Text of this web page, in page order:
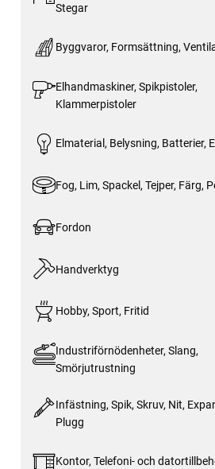
Stegar
Byggvaror, Formsättning,
Elhandmaskiner, Spikpistoler,
Klammerpistoler
Elmaterial, Belysning, Batterier,
Fog, Lim, Spackel, Tejper, Färg,
Fordon
Handverktyg
Hobby, Sport, Fritid
Industriförnödenheter, Slang,
Smörjutrustning
Infästning, Spik, Skruv, Nit,
Plugg
Kontor, Telefoni- och